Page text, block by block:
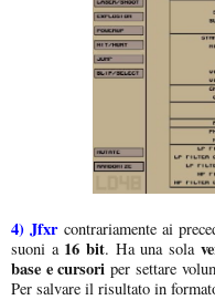
4)Jfxrcontrariamente ai
suoni a16 bit. Ha una sola
base e cursori per settare
Per salvare il risultato in